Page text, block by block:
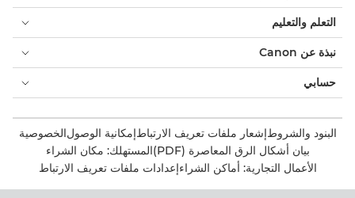
التعلم والتعليم
نبذة عن Canon
حسابي
البنود والشروطإشعار ملفات تعريف الارتباطإمكانية الوصولالخصوصية
بيان أشكال الرق المعاصرة (PDF)
المستهلك: مكان الشراء
الأعمال التجارية: أماكن الشراءإعدادات ملفات تعريف الارتباط